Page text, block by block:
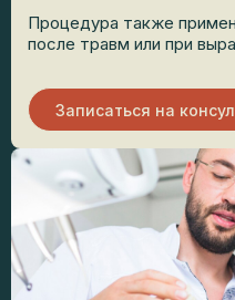
Процедура также
после травм или при
Записаться на